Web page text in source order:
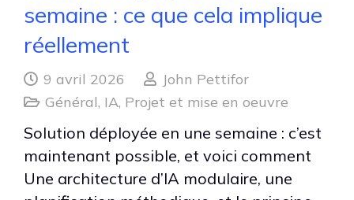
semaine : ce que cela implique
réellement
9 avril 2026
John Pettifor
Général, IA, Projet et mise en oeuvre
Solution déployée en une semaine : c’est
maintenant possible, et voici comment
Une architecture d’IA modulaire, une